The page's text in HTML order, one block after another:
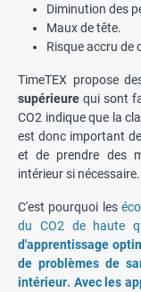
Diminution des
Maux de tête.
Risque accru de
TimeTEX propose
supérieure qui sont
CO2 indique que la
est donc important
et de prendre des
intérieur si nécessaire.
C'est pourquoi les
du CO2 de haute
d'apprentissage
deproblèmes de
intérieur. Avec les